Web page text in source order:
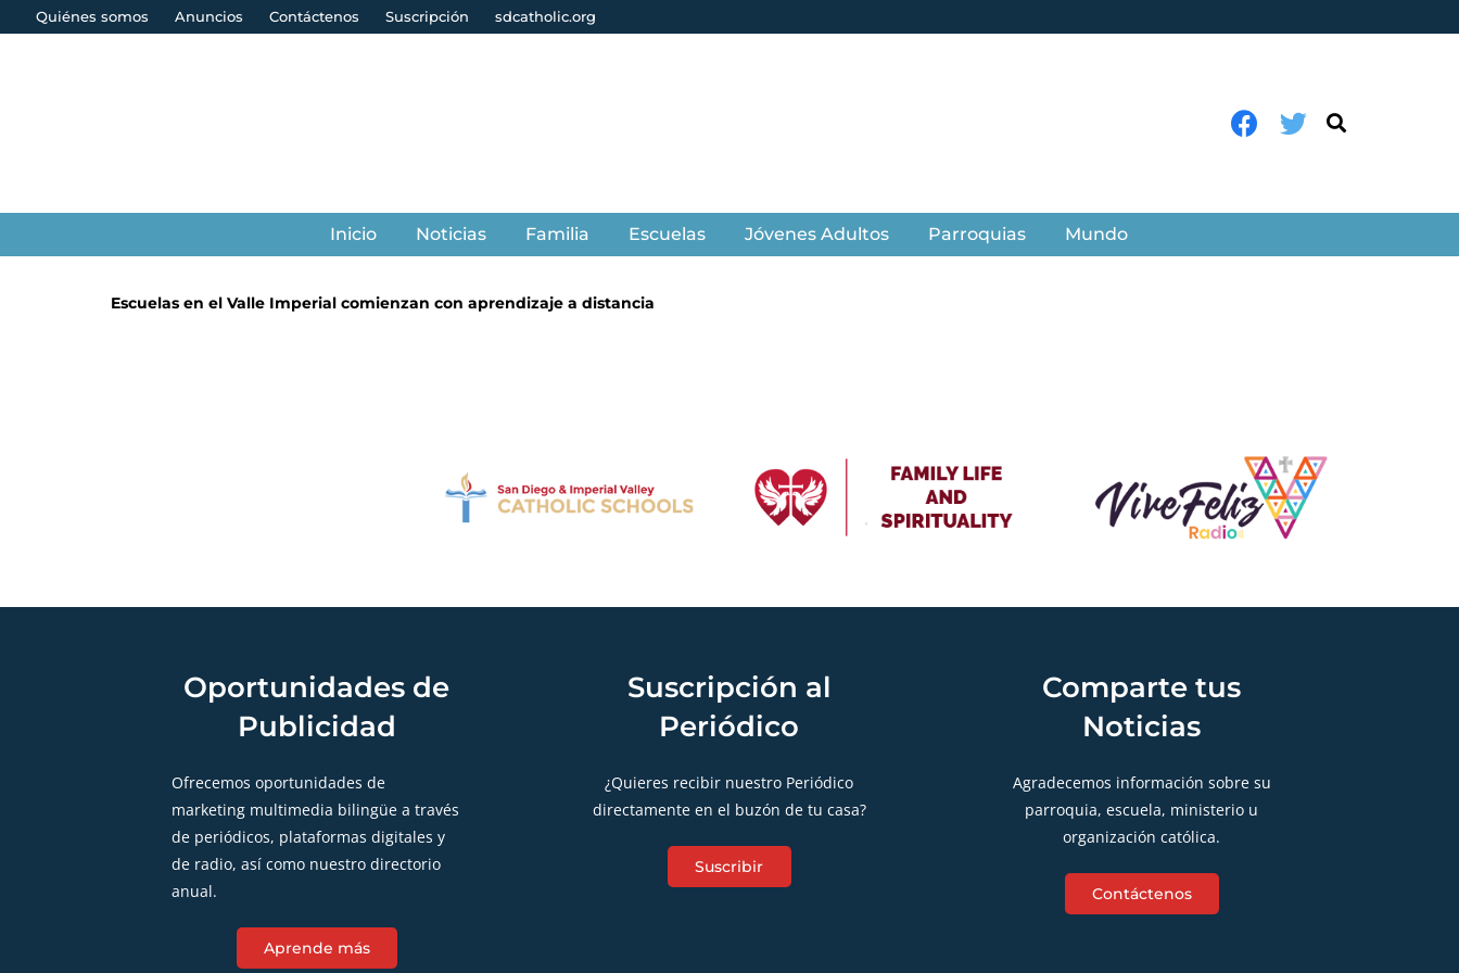
Quiénes somos Anuncios Contáctenos Suscripción sdcatholic.org
Inicio Noticias Familia Escuelas Jóvenes Adultos Parroquias Mundo
Escuelas en el Valle Imperial comienzan con aprendizaje a distancia
Oportunidades de
Publicidad
Ofrecemos oportunidades de
marketing multimedia bilingüe a través
de periódicos, plataformas digitales y
de radio, así como nuestro directorio
anual.
Aprende más
Suscripción al
Periódico
¿Quieres recibir nuestro Periódico
directamente en el buzón de tu casa?
Suscribir
Comparte tus
Noticias
Agradecemos información sobre su
parroquia, escuela, ministerio u
organización católica.
Contáctenos